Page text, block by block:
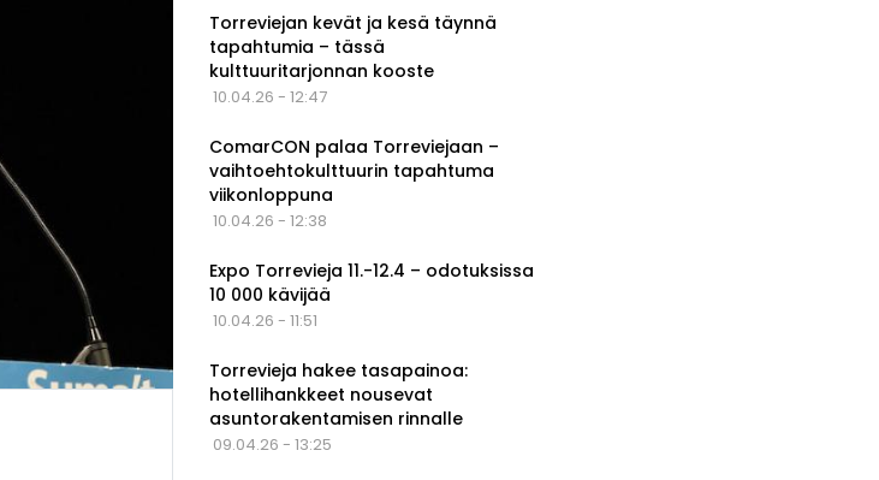
Torreviejan kevät ja kesä täynnä
tapahtumia – tässä
kulttuuritarjonnan kooste
10.04.26 - 12:47
ComarCON palaa Torreviejaan –
vaihtoehtokulttuurin tapahtuma
viikonloppuna
10.04.26 - 12:38
Expo Torrevieja 11.-12.4 – odotuksissa
10 000 kävijää
10.04.26 - 11:51
Torrevieja hakee tasapainoa:
hotellihankkeet nousevat
asuntorakentamisen rinnalle
09.04.26 - 13:25